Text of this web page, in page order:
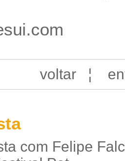
voltar¦
com Felipe